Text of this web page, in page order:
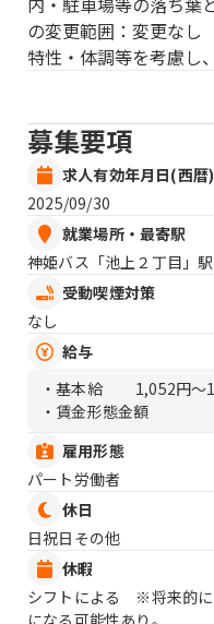
の変更範囲：変更な
特性・体調等を考慮
募集要項
求人有効年月日(西暦)
2025/09/30
就業場所・最寄駅
神姫バス「池上２丁目
受動喫煙対策
なし
給与
・基本給
1,052円〜
・賃金形態金額
雇用形態
パート労働者
休日
日祝日その他
休暇
シフトによる ※将来的に